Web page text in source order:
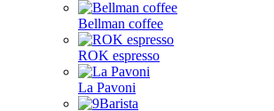
Bellman coffee
ROK espresso
La Pavoni